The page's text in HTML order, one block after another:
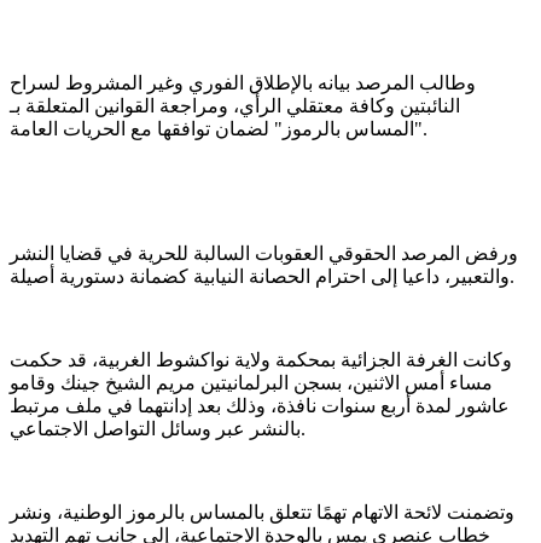
وطالب المرصد بيانه بالإطلاق الفوري وغير المشروط لسراح
النائبتين وكافة معتقلي الرأي، ومراجعة القوانين المتعلقة بـ
"المساس بالرموز" لضمان توافقها مع الحريات العامة.
ورفض المرصد الحقوقي العقوبات السالبة للحرية في قضايا النشر
والتعبير، داعيا إلى احترام الحصانة النيابية كضمانة دستورية أصيلة.
وكانت الغرفة الجزائية بمحكمة ولاية نواكشوط الغربية، قد حكمت
مساء أمس الاثنين، بسجن البرلمانيتين مريم الشيخ جينك وقامو
عاشور لمدة أربع سنوات نافذة، وذلك بعد إدانتهما في ملف مرتبط
بالنشر عبر وسائل التواصل الاجتماعي.
وتضمنت لائحة الاتهام تهمًا تتعلق بالمساس بالرموز الوطنية، ونشر
خطاب عنصري يمس بالوحدة الاجتماعية، إلى جانب تهم التهديد